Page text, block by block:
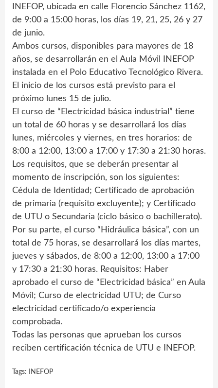
INEFOP, ubicada en calle Florencio Sánchez 1162,
de 9:00 a 15:00 horas, los días 19, 21, 25, 26 y 27
de junio.
Ambos cursos, disponibles para mayores de 18
años, se desarrollarán en el Aula Móvil INEFOP
instalada en el Polo Educativo Tecnológico Rivera.
El inicio de los cursos está previsto para el
próximo lunes 15 de julio.
El curso de “Electricidad básica industrial” tiene
un total de 60 horas y se desarrollará los días
lunes, miércoles y viernes, en tres horarios: de
8:00 a 12:00, 13:00 a 17:00 y 17:30 a 21:30 horas.
Los requisitos, que se deberán presentar al
momento de inscripción, son los siguientes:
Cédula de Identidad; Certificado de aprobación
de primaria (requisito excluyente); y Certificado
de UTU o Secundaria (ciclo básico o bachillerato).
Por su parte, el curso “Hidráulica básica”, con un
total de 75 horas, se desarrollará los días martes,
jueves y sábados, de 8:00 a 12:00, 13:00 a 17:00
y 17:30 a 21:30 horas. Requisitos: Haber
aprobado el curso de “Electricidad básica” en Aula
Móvil; Curso de electricidad UTU; de Curso
electricidad certificado/o experiencia
comprobada.
Todas las personas que aprueban los cursos
reciben certificación técnica de UTU e INEFOP.
Tags: INEFOP